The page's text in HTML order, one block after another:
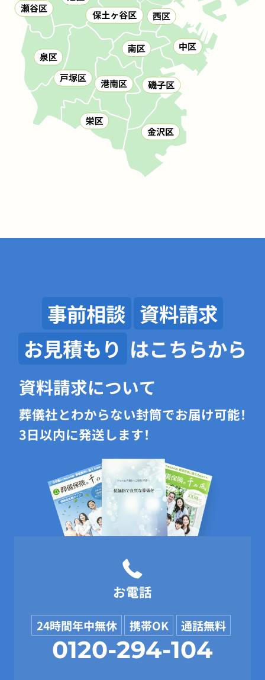
事前相談 資料請求
お見積もり はこちらから
資料請求について
葬儀社とわからない封筒でお届け可能！
3日以内に発送します！
お電話
24時間年中無休 携帯OK 通話無料
0120-294-104